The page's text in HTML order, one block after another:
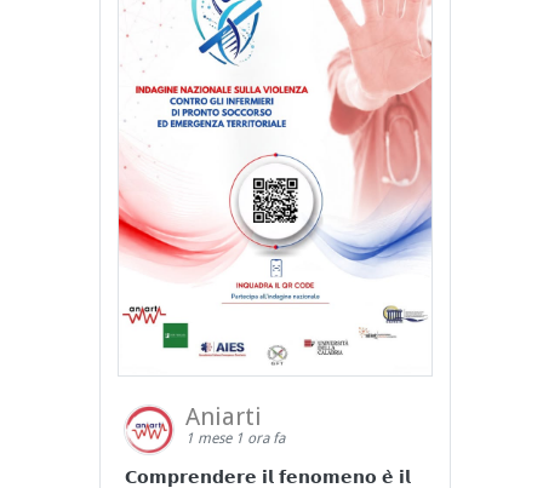
Aniarti
1 mese 1 ora fa
𝗖𝗼𝗺𝗽𝗿𝗲𝗻𝗱𝗲𝗿𝗲 𝗶𝗹 𝗳𝗲𝗻𝗼𝗺𝗲𝗻𝗼 𝗲̀ 𝗶𝗹